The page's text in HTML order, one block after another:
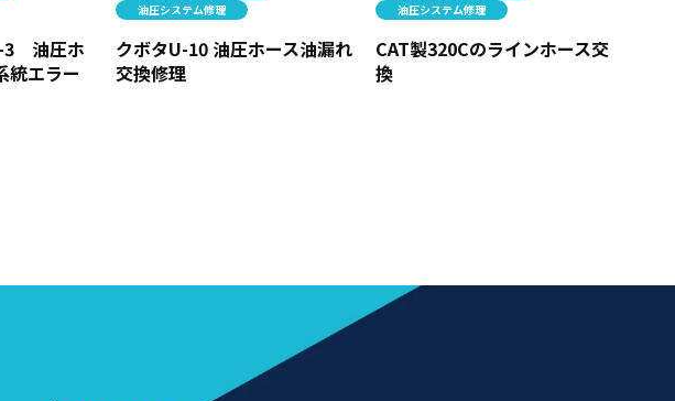
3 油圧ホ
統エラー
油圧システム修理
クボタU-10 油圧ホース油漏れ
交換修理
油圧システム修理
CAT製320Cのラインホース交
換